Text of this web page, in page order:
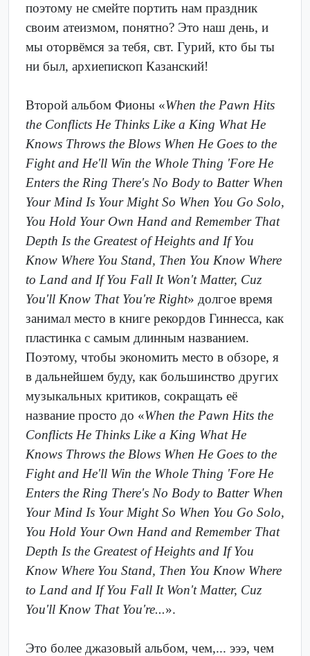
поэтому не смейте портить нам праздник
своим атеизмом, понятно? Это наш день, и
мы оторвёмся за тебя, свт. Гурий, кто бы ты
ни был, архиепископ Казанский!
Второй альбом Фионы «When the Pawn Hits
the Conflicts He Thinks Like a King What He
Knows Throws the Blows When He Goes to the
Fight and He'll Win the Whole Thing 'Fore He
Enters the Ring There's No Body to Batter When
Your Mind Is Your Might So When You Go Solo,
You Hold Your Own Hand and Remember That
Depth Is the Greatest of Heights and If You
Know Where You Stand, Then You Know Where
to Land and If You Fall It Won't Matter, Cuz
You'll Know That You're Right» долгое время
занимал место в книге рекордов Гиннесса, как
пластинка с самым длинным названием.
Поэтому, чтобы экономить место в обзоре, я
в дальнейшем буду, как большинство других
музыкальных критиков, сокращать её
название просто до «When the Pawn Hits the
Conflicts He Thinks Like a King What He
Knows Throws the Blows When He Goes to the
Fight and He'll Win the Whole Thing 'Fore He
Enters the Ring There's No Body to Batter When
Your Mind Is Your Might So When You Go Solo,
You Hold Your Own Hand and Remember That
Depth Is the Greatest of Heights and If You
Know Where You Stand, Then You Know Where
to Land and If You Fall It Won't Matter, Cuz
You'll Know That You're...».
Это более джазовый альбом, чем,... эээ, чем